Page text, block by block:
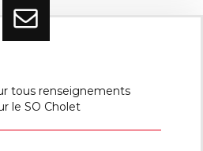
tous renseignements
le SO Cholet